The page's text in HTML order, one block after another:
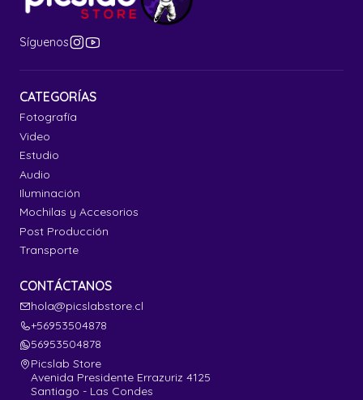
Síguenos
CATEGORÍAS
Fotografía
Video
Estudio
Audio
Iluminación
Mochilas y Accesorios
Post Producción
Transporte
CONTÁCTANOS
hola@picslabstore.cl
+56953504878
56953504878
Picslab Store
Avenida Presidente Errazuriz 4125
Santiago - Las Condes